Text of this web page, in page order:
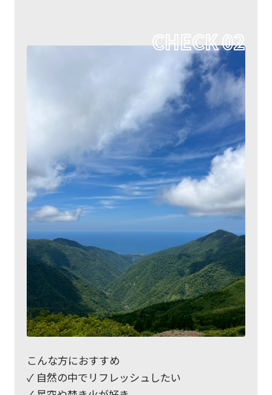
こんな方におすすめ
✓ 自然の中でリフレッシュしたい